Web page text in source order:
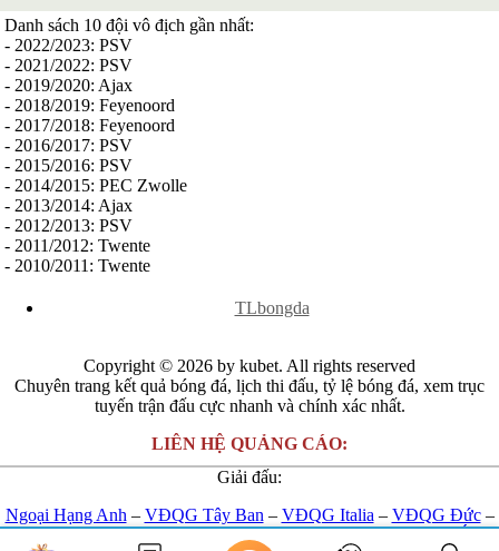
Phần Lan
Rumany
Đảo Faroe
Hàn Quốc
Trung Quốc
Arập Xêút
Bahrain
Campuchia
Hồng Kông
Iran
Iraq
Danh sách 10 đội vô địch gần nhất:
- 2022/2023: PSV
- 2021/2022: PSV
- 2019/2020: Ajax
- 2018/2019: Feyenoord
- 2017/2018: Feyenoord
- 2016/2017: PSV
- 2015/2016: PSV
- 2014/2015: PEC Zwolle
- 2013/2014: Ajax
- 2012/2013: PSV
- 2011/2012: Twente
- 2010/2011: Twente
TLbongda
Copyright © 2026 by kubet. All rights reserved
Chuyên trang kết quả bóng đá, lịch thi đấu, tỷ lệ bóng đá, xem trục
tuyến trận đấu cực nhanh và chính xác nhất.
LIÊN HỆ QUẢNG CÁO:
Giải đấu:
Ngoại Hạng Anh – VĐQG Tây Ban – VĐQG Italia – VĐQG Đức–
VĐQG Pháp–Champions League-Euro 2024-U23 Châu Á